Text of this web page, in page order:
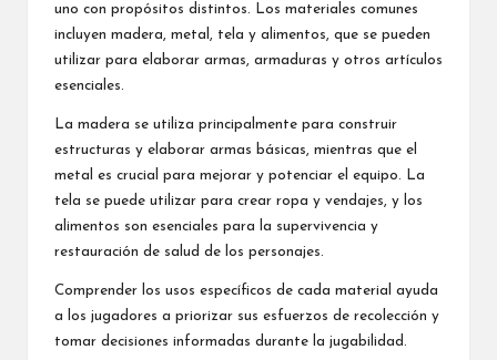
uno con propósitos distintos. Los materiales comunes
incluyen madera, metal, tela y alimentos, que se pueden
utilizar para elaborar armas, armaduras y otros artículos
esenciales.
La madera se utiliza principalmente para construir
estructuras y elaborar armas básicas, mientras que el
metal es crucial para mejorar y potenciar el equipo. La
tela se puede utilizar para crear ropa y vendajes, y los
alimentos son esenciales para la supervivencia y
restauración de salud de los personajes.
Comprender los usos específicos de cada material ayuda
a los jugadores a priorizar sus esfuerzos de recolección y
tomar decisiones informadas durante la jugabilidad.